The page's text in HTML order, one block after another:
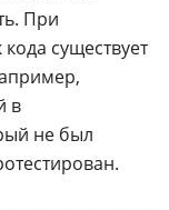
При
существует
в
не был